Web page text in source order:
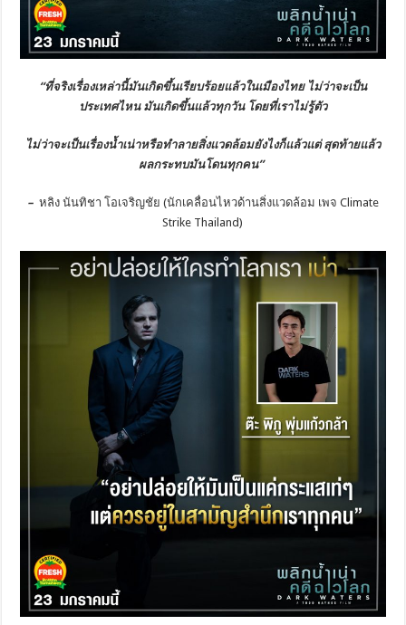
“ที่จริงเรื่องเหล่านี้มันเกิดขึ้นเรียบร้อยแล้วในเมืองไทย ไม่ว่าจะเป็น
ประเทศไหน มันเกิดขึ้นแล้วทุกวัน โดยที่เราไม่รู้ตัว
ไม่ว่าจะเป็นเรื่องน้ำเน่าหรือทำลายสิ่งแวดล้อมยังไงก็แล้วแต่ สุดท้ายแล้ว
ผลกระทบมันโดนทุกคน”
– หลิง นันทิชา โอเจริญชัย (นักเคลื่อนไหวด้านสิ่งแวดล้อม เพจ Climate
Strike Thailand)